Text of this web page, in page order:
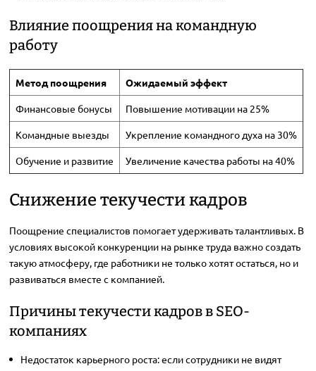
Влияние поощрения на командную
работу
Метод поощрения Ожидаемый эффект
Финансовые бонусы Повышение мотивации на 25%
Командные выезды Укрепление командного духа на 30%
Обучение и развитие Увеличение качества работы на 40%
Снижение текучести кадров
Поощрение специалистов помогает удерживать талантливых. В
условиях высокой конкуренции на рынке труда важно создать
такую атмосферу, где работники не только хотят остаться, но и
развиваться вместе с компанией.
Причины текучести кадров в SEO-
компаниях
Недостаток карьерного роста: если сотрудники не видят